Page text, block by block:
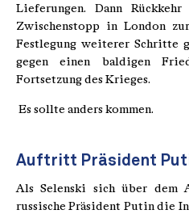
Lieferungen. Dann
Zwischenstopp in London
Festlegung weiterer Schritte
gegen einen baldigen
Fortsetzung des Krieges.
Es sollte anders kommen.
Auftritt Präsident
Als Selenski sich über dem
russische Präsident Putin die